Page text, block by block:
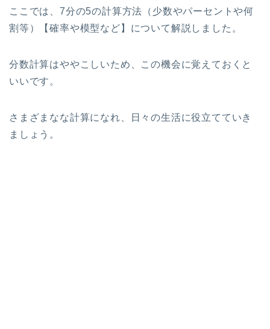
ここでは、7分の5の計算方法（少数やパーセントや何
割等）【確率や模型など】について解説しました。
分数計算はややこしいため、この機会に覚えておくと
いいです。
さまざまなな計算になれ、日々の生活に役立てていき
ましょう。